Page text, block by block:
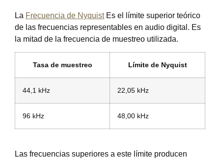
La Frecuencia de NyquistEs el límite superior teórico
de las frecuencias representables en audio digital. Es
la mitad de la frecuencia de muestreo utilizada.
Tasa de muestreo Límite de Nyquist
44,1 kHz 22,05 kHz
96 kHz 48,00 kHz
Las frecuencias superiores a este límite producen